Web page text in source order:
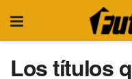
Los títulos